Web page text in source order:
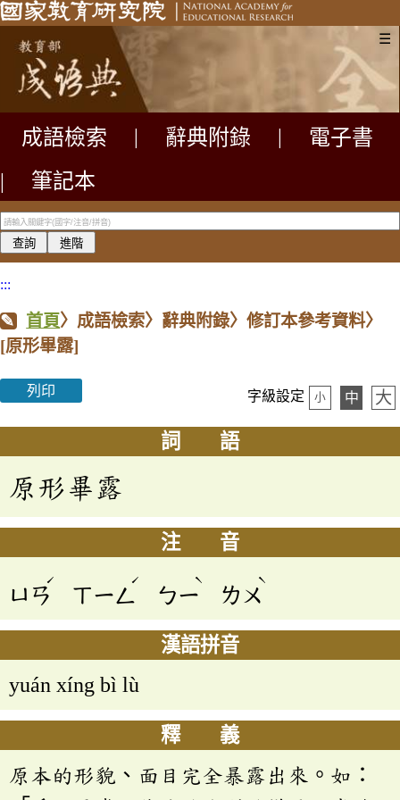
☰
成語檢索 辭典附錄
電子書
|
筆記本
:::
首頁〉成語檢索〉辭典附錄〉修訂本參考資料〉
[原形畢露]
列印 字級設定 小 中 大
詞 語
原形畢露
注 音
ㄩㄢ
ˊ
ㄒㄧㄥ
ˊ
ㄅㄧ
ˋ
ㄌㄨ
ˋ
漢語拼音
yuán xíng bì lù
釋 義
原本的形貌、面目完全暴露出來。如：